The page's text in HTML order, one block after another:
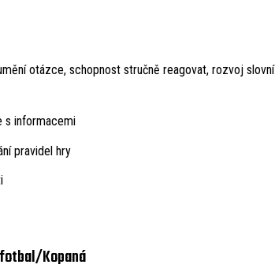
otázce, schopnost stručně reagovat, rozvoj slovní
s informacemi
pravidel hry
Kopaná